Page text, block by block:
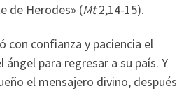
de Herodes» (Mt2,14-15).
con confianza y paciencia el
para regresar a su país. Y
el mensajero divino, después